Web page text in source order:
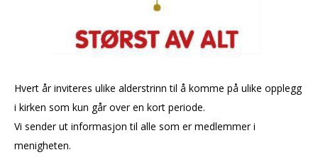
Hvert år inviteres ulike alderstrinn til å komme på ulike opplegg
i kirken som kun går over en kort periode.
Vi sender ut informasjon til alle som er medlemmer i
menigheten.